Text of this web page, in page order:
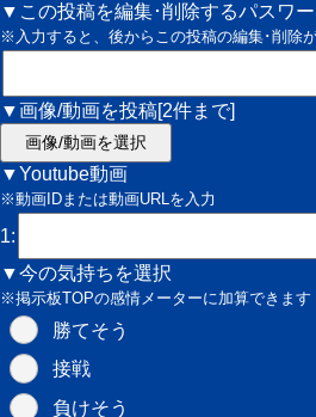
▼この投稿を編集･削除するパスワー
※入力すると、後からこの投稿の編集･削除
▼画像/動画を投稿[2件まで]
画像/動画を選択
▼Youtube動画
※動画IDまたは動画URLを入力
1:
▼今の気持ちを選択
※掲示板TOPの感情メーターに加算できます
勝てそう
接戦
負けそう